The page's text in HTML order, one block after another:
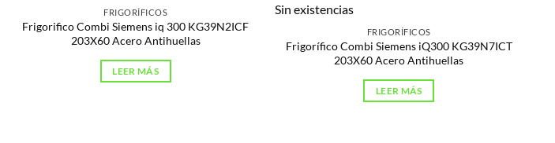
FRIGORÍFICOS
Frigorifico Combi Siemens iq 300 KG39N2ICF
203X60 Acero Antihuellas
LEER MÁS
Sin existencias
FRIGORÍFICOS
Frigorífico Combi Siemens iQ300 KG39N7ICT
203X60 Acero Antihuellas
LEER MÁS